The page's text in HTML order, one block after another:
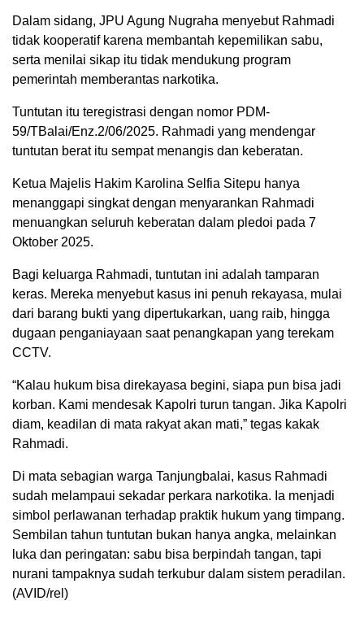
Dalam sidang, JPU Agung Nugraha menyebut Rahmadi
tidak kooperatif karena membantah kepemilikan sabu,
serta menilai sikap itu tidak mendukung program
pemerintah memberantas narkotika.
Tuntutan itu teregistrasi dengan nomor PDM-
59/TBalai/Enz.2/06/2025. Rahmadi yang mendengar
tuntutan berat itu sempat menangis dan keberatan.
Ketua Majelis Hakim Karolina Selfia Sitepu hanya
menanggapi singkat dengan menyarankan Rahmadi
menuangkan seluruh keberatan dalam pledoi pada 7
Oktober 2025.
Bagi keluarga Rahmadi, tuntutan ini adalah tamparan
keras. Mereka menyebut kasus ini penuh rekayasa, mulai
dari barang bukti yang dipertukarkan, uang raib, hingga
dugaan penganiayaan saat penangkapan yang terekam
CCTV.
“Kalau hukum bisa direkayasa begini, siapa pun bisa jadi
korban. Kami mendesak Kapolri turun tangan. Jika Kapolri
diam, keadilan di mata rakyat akan mati,” tegas kakak
Rahmadi.
Di mata sebagian warga Tanjungbalai, kasus Rahmadi
sudah melampaui sekadar perkara narkotika. Ia menjadi
simbol perlawanan terhadap praktik hukum yang timpang.
Sembilan tahun tuntutan bukan hanya angka, melainkan
luka dan peringatan: sabu bisa berpindah tangan, tapi
nurani tampaknya sudah terkubur dalam sistem peradilan.
(AVID/rel)